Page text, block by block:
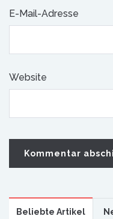
E-Mail-Adresse
Website
Beliebte Artikel